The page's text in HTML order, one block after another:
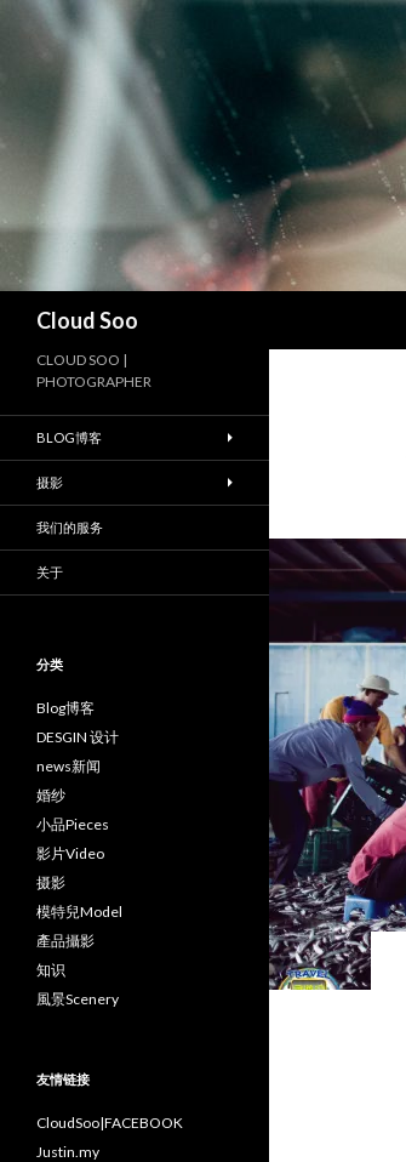
Cloud Soo
CLOUD SOO |
PHOTOGRAPHER
BLOG博客
摄影
我们的服务
关于
分类
Blog博客
DESGIN 设计
news新闻
婚纱
小品Pieces
影片Video
摄影
模特兒Model
產品攝影
知识
風景Scenery
友情链接
CloudSoo|FACEBOOK
Justin.my